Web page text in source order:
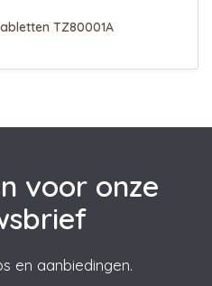
TZ80001A
voor onze
en aanbiedingen.